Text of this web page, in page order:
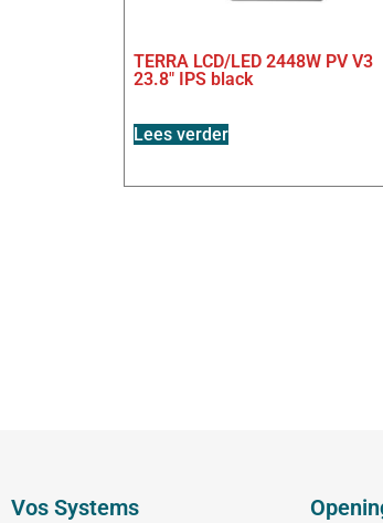
TERRA LCD/LED 2448W PV V3
23.8″ IPS black
Lees verder
Vos Systems